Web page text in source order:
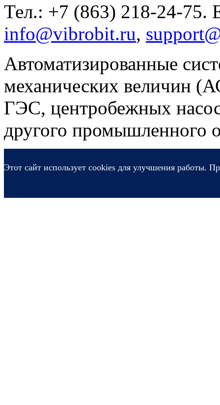
Тел.: +7 (863) 218-24-75.
info@vibrobit.ru,
Автоматизированные
механических величин
ГЭС, центробежных
другого промышленного
Этот сайт использует cookies для улучшения работы.